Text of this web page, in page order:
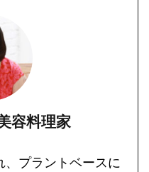
容料理家
プラントベースに